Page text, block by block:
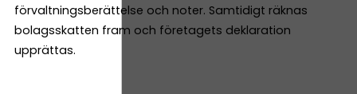
förvaltningsberättelse och noter. Samtidigt räknas
bolagsskatten fram och företagets deklaration
upprättas.